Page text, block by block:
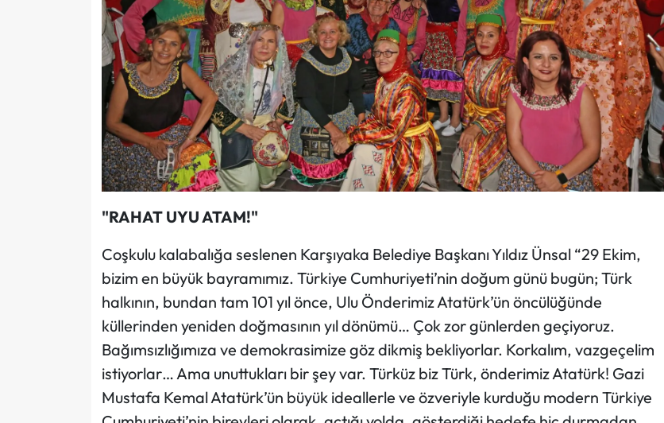
"RAHAT UYU ATAM!"
Coşkulu kalabalığa seslenen Karşıyaka Belediye Başkanı Yıldız Ünsal “29 Ekim,
bizim en büyük bayramımız. Türkiye Cumhuriyeti’nin doğum günü bugün; Türk
halkının, bundan tam 101 yıl önce, Ulu Önderimiz Atatürk’ün öncülüğünde
küllerinden yeniden doğmasının yıl dönümü… Çok zor günlerden geçiyoruz.
Bağımsızlığımıza ve demokrasimize göz dikmiş bekliyorlar. Korkalım, vazgeçelim
istiyorlar… Ama unuttukları bir şey var. Türküz biz Türk, önderimiz Atatürk! Gazi
Mustafa Kemal Atatürk’ün büyük ideallerle ve özveriyle kurduğu modern Türkiye